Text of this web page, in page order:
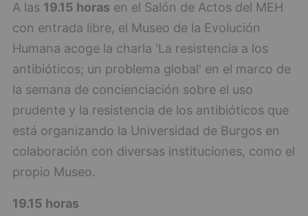
A las 19.15 horas en el Salón de Actos del MEH
con entrada libre, el Museo de la Evolución
Humana acoge la charla 'La resistencia a los
antibióticos; un problema global' en el marco de
la semana de concienciación sobre el uso
prudente y la resistencia de los antibióticos que
está organizando la Universidad de Burgos en
colaboración con diversas instituciones, como el
propio Museo.
19.15 horas